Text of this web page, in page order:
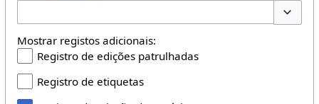
Mostrar registos adicionais:
Registro de edições patrulhadas
Registro de etiquetas